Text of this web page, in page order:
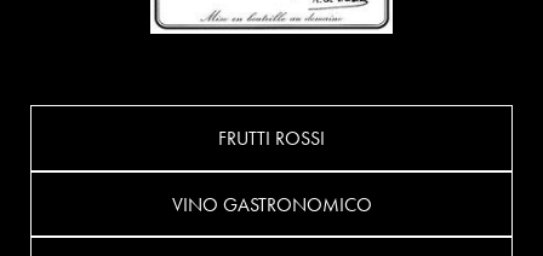
FRUTTI ROSSI
VINO GASTRONOMICO